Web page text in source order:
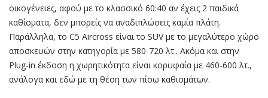
οικογένειες, αφού με το κλασσικό 60:40 αν έχεις 2 παιδικά
καθίσματα, δεν μπορείς να αναδιπλώσεις καμία πλάτη.
Παράλληλα, το C5 Aircross είναι το SUV με το μεγαλύτερο χώρο
αποσκευών στην κατηγορία με 580-720 λτ.. Ακόμα και στην
Plug-in έκδοση η χωρητικότητα είναι κορυφαία με 460-600 λτ.,
ανάλογα και εδώ με τη θέση των πίσω καθισμάτων.